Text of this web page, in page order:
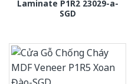
Laminate P1R2 23029-a-
SGD